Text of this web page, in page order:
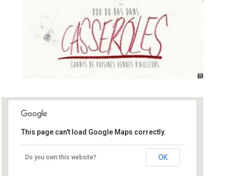
Centre social Jacolot
64 Rue Vincent Jezequel - Relecq Kerhuon
This page can't load Google Maps correctly.
Do you own this website? OK